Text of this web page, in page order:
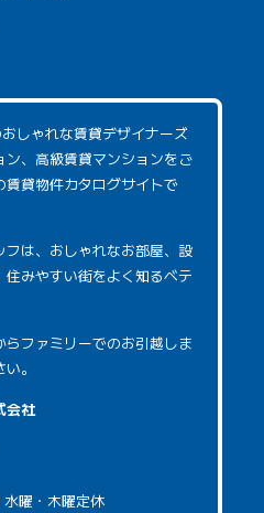
しゃれな賃貸デザイナーズ
、高級賃貸マンションをご
貸物件カタログサイトで
は、おしゃれなお部屋、設
みやすい街をよく知るベテ
ファミリーでのお引越しま
。
会社
水曜・木曜定休